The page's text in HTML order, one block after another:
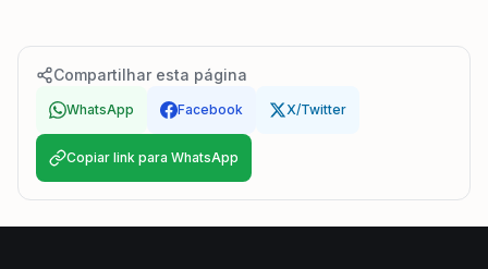
Compartilhar esta página
WhatsApp Facebook X/Twitter
Copiar link para WhatsApp